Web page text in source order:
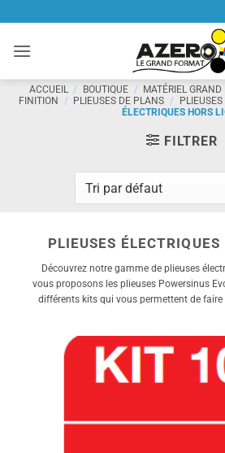
contenu
ACCUEIL / BOUTIQUE / MATÉRIEL GRAND
FINITION
/ PLIEUSES DE PLANS /
ÉLECTRIQUES HORS
FILTRER
PLIEUSES
Découvrez notre gamme de plieuses
vous proposons les plieuses Powersinus
différents kits qui vous permettent de faire